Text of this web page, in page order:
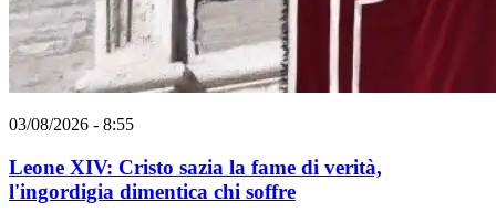
03/08/2026 - 8:55
Leone XIV: Cristo sazia la fame di verità,
l'ingordigia dimentica chi soffre